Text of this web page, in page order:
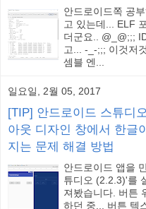
안드로이드쪽 공
고 있는데... ELF
더군요.. @_@;;;
고... -_-;;; 이것저
셈블 엔...
일요일, 2월 05, 2017
[TIP] 안드로이드 스튜디
아웃 디자인 창에서 한글
지는 문제 해결 방법
안드로이드 앱을
튜디오 (2.2.3)'를
져봤습니다. 버튼
하던 중... 버튼 텍